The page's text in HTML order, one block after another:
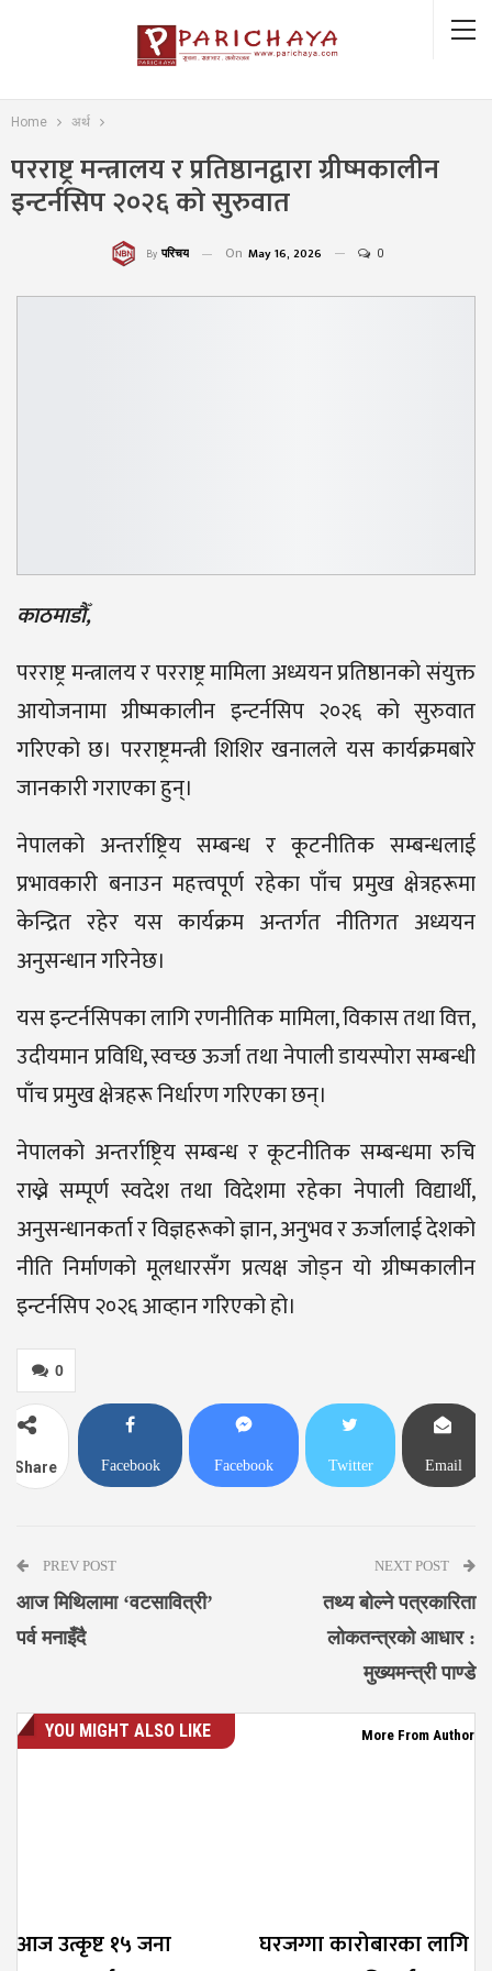
Home अर्थ
परराष्ट्र मन्त्रालय र प्रतिष्ठानद्वारा ग्रीष्मकालीन
इन्टर्नसिप २०२६ को सुरुवात
By परिचय On May 16, 2026 0
काठमाडौँ,
परराष्ट्र मन्त्रालय र परराष्ट्र मामिला अध्ययन प्रतिष्ठानको संयुक्त
आयोजनामा ग्रीष्मकालीन इन्टर्नसिप २०२६ को सुरुवात
गरिएको छ। परराष्ट्रमन्त्री शिशिर खनालले यस कार्यक्रमबारे
जानकारी गराएका हुन्।
नेपालको अन्तर्राष्ट्रिय सम्बन्ध र कूटनीतिक सम्बन्धलाई
प्रभावकारी बनाउन महत्त्वपूर्ण रहेका पाँच प्रमुख क्षेत्रहरूमा
केन्द्रित रहेर यस कार्यक्रम अन्तर्गत नीतिगत अध्ययन
अनुसन्धान गरिनेछ।
यस इन्टर्नसिपका लागि रणनीतिक मामिला, विकास तथा वित्त,
उदीयमान प्रविधि, स्वच्छ ऊर्जा तथा नेपाली डायस्पोरा सम्बन्धी
पाँच प्रमुख क्षेत्रहरू निर्धारण गरिएका छन्।
नेपालको अन्तर्राष्ट्रिय सम्बन्ध र कूटनीतिक सम्बन्धमा रुचि
राख्ने सम्पूर्ण स्वदेश तथा विदेशमा रहेका नेपाली विद्यार्थी,
अनुसन्धानकर्ता र विज्ञहरूको ज्ञान, अनुभव र ऊर्जालाई देशको
नीति निर्माणको मूलधारसँग प्रत्यक्ष जोड्न यो ग्रीष्मकालीन
इन्टर्नसिप २०२६ आव्हान गरिएको हो।
0
Share Facebook Facebook Twitter Email
PREV POST
आज मिथिलामा ‘वटसावित्री’
पर्व मनाइँदै
NEXT POST
तथ्य बोल्ने पत्रकारिता
लोकतन्त्रको आधार :
मुख्यमन्त्री पाण्डे
YOU MIGHT ALSO LIKE More From Author
आज उत्कृष्ट १५ जना
घरजग्गा कारोबारका लागि